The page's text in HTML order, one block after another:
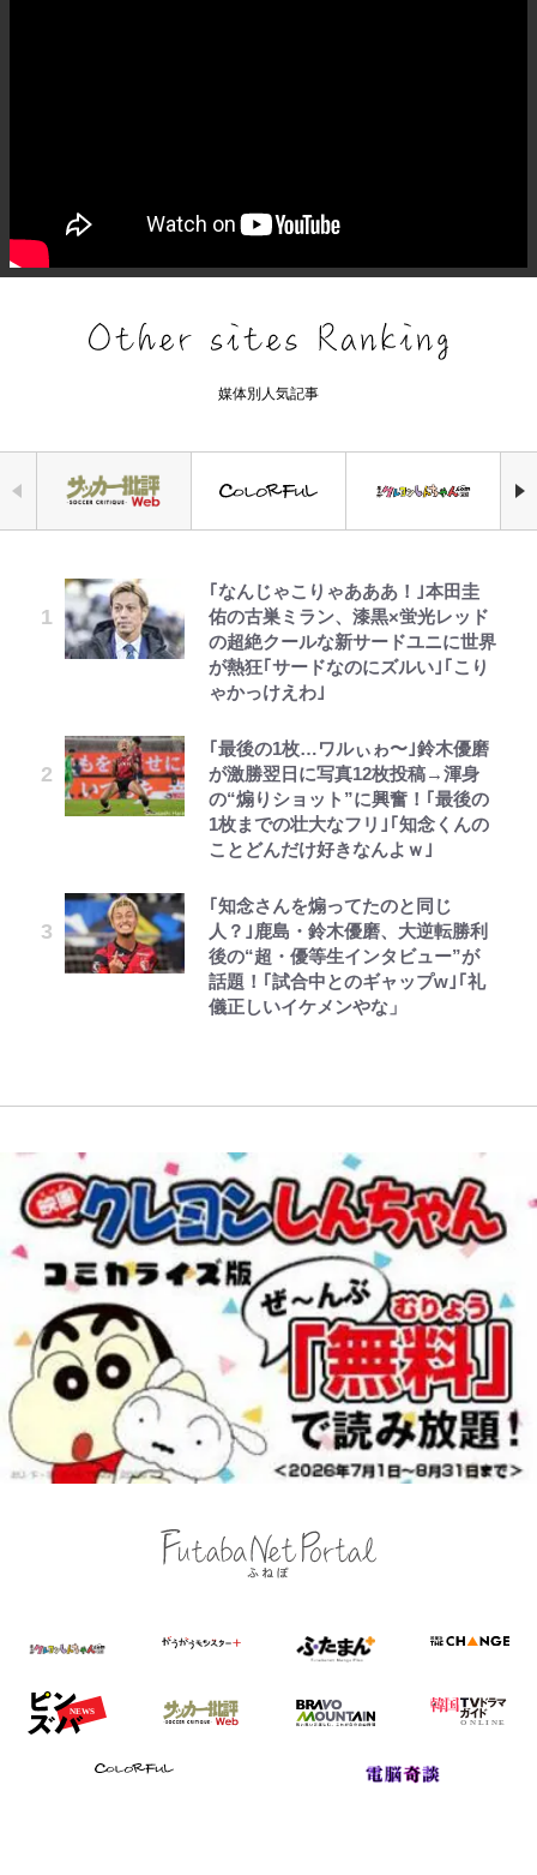
媒体別人気記事
｢なんじゃこりゃあああ！｣本田圭
佑の古巣ミラン、漆黒×蛍光レッド
の超絶クールな新サードユニに世界
が熱狂｢サードなのにズルい｣｢こり
ゃかっけえわ｣
｢最後の1枚…ワルぃゎ〜｣鈴木優磨
が激勝翌日に写真12枚投稿→渾身
の“煽りショット”に興奮！｢最後の
1枚までの壮大なフリ｣｢知念くんの
ことどんだけ好きなんよｗ｣
｢知念さんを煽ってたのと同じ
人？｣鹿島・鈴木優磨、大逆転勝利
後の“超・優等生インタビュー”が
話題！｢試合中とのギャップw｣｢礼
儀正しいイケメンやな」
空の轍と大地の雲と 第1回
第3回 出版までの道のり・その2
レビュー『仮面家族』悠木シュン・
著
えびめしの流儀
オラの引越し物語 サボテン大襲撃
でっかい男になりたいゾ
公式-ヒロインが来る前に妊娠しま
した~詰んだはずの悪役令嬢です
が、どうやら違うようです~ 第1話
公式-聖女じゃないと追放されたの
を握る 第53話(1)
公式-おっさん底辺治癒士と愛娘の
辺境ライフ ~中年男が回復スキルに
覚醒して、英雄へ成り上がる~ 第82
荒々しい「火山帯」の一端にいるこ
とを体感！ 登頂約10分でも大迫力
「吾妻小富士」火口を1周する「1
時間半ハイキング」パノラマ絶景レ
ポ【福島県福島市】
【知ってる？「日本本土四極踏破証
明書」】広島から本州4島の最南端
へ「ドライブがてら行ってみた」意
外な結果！「車中泊レポート」
ないのに大満足！ 上高地帰りに寄
りたい「林檎の湯屋 おぶ～」【山
帰り、今日はどこでととのう？
vol.7】
錦織一清の写真集はなぜ私服なの
か…高級ブランドをやめ等身大の自
分を表現する現在「ちゃんとおじい
ちゃんに」
が明かす夫・片岡愛之助との関係
性…互いに一番のお客さんで刺激を
もらう存在
江口洋介の人生最大のCHANGEは
30人で…江口流“普通の”子育てメ
ソッドとは
千葉雄大、ほっそりイケメン近影に
「顔パンパンだったのに」反響 視
聴者が想った激変の納得理由
村上佳菜子、“遠距離結婚”の夫と
「愛が足りない」不満を漏らしてい
た過去も
宮崎麗果、“10キロ減”告白後の背
骨・肋骨くっきりトレ姿に「痩せ過
木啓司にはDV巡る逮捕報道
「自分の絵ごと、このジャンルはそ
ろそろ終わりかな」江口寿史が炎上
を経て樋口毅宏に語ったこと
1万円超えも「納得のクオリティ」
10万針以上の密度で再現された“め
ぐみん刺繍ワークシャツ”にファン
も感動
映画『ちいかわ』入場者特典「第２
テムに称賛続々「豪華すぎる！」